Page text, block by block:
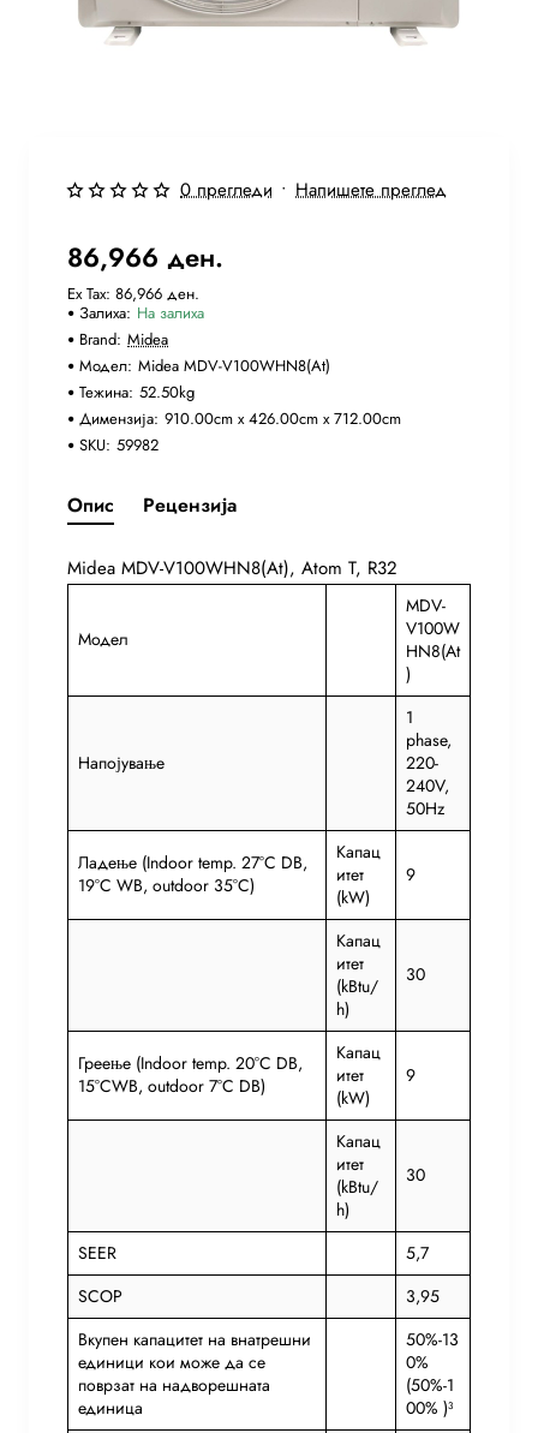
0 прегледи • Напишете преглед
86,966 ден.
Ex Tax: 86,966 ден.
Залиха: На залиха
Brand: Midea
Модел: Midea MDV-V100WHN8(At)
Тежина: 52.50kg
Димензија: 910.00cm x 426.00cm x 712.00cm
SKU: 59982
Опис Рецензија
Midea MDV-V100WHN8(At), Atom T, R32
Модел
MDV-
V100W
HN8(At
)
Напојување
1
phase,
220-
240V,
50Hz
Ладење (Indoor temp. 27°C DB,
19°C WB, outdoor 35°C)
Капац
итет
(kW)
9
Капац
итет
(kBtu/
h)
30
Греење (Indoor temp. 20°C DB,
15°CWB, outdoor 7°C DB)
Капац
итет
(kW)
9
Капац
итет
(kBtu/
h)
30
SEER
5,7
SCOP
3,95
Вкупен капацитет на внатрешни
единици кои може да се
поврзат на надворешната
единица
50%-13
0%
(50%-1
00% )³